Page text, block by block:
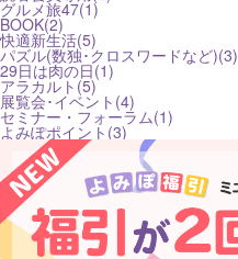
グルメ旅47(1)
BOOK(2)
快適新生活(5)
パズル(数独･クロスワードなど)(3)
29日は肉の日(1)
アラカルト(5)
展覧会･イベント(4)
セミナー・フォーラム(1)
よみぽポイント(3)